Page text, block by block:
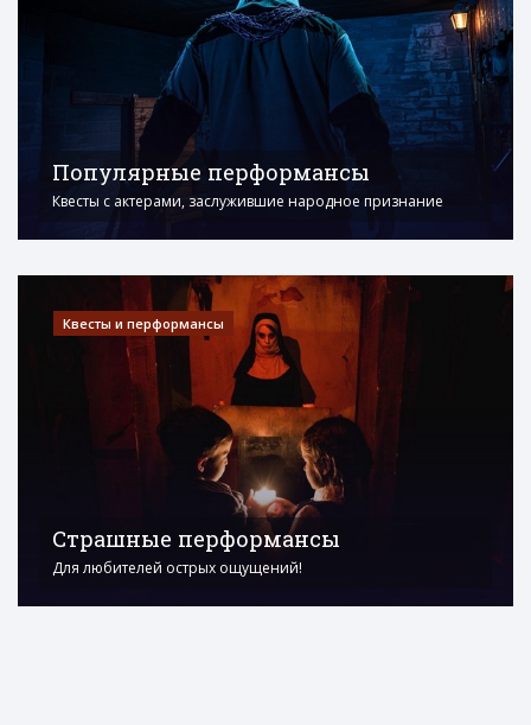
Популярные перформансы
Квесты с актерами, заслужившие народное признание
Квесты и перформансы
Страшные перформансы
Для любителей острых ощущений!